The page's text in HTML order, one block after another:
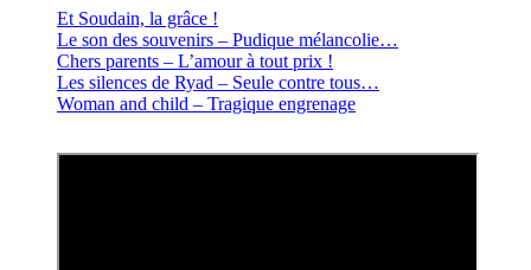
Et Soudain, la grâce !
Le son des souvenirs – Pudique mélancolie…
Chers parents – L’amour à tout prix !
Les silences de Ryad – Seule contre tous…
Woman and child – Tragique engrenage